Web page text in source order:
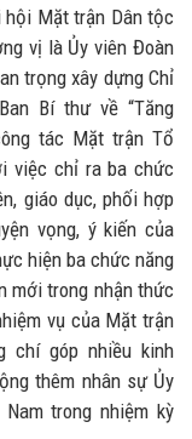
Mặt trận Dân tộc
vị là Ủy viên Đoàn
trọng xây dựng Chỉ
Bí thư về “Tăng
tác Mặt trận Tổ
việc chỉ ra ba chức
giáo dục, phối hợp
vọng, ý kiến của
hiện ba chức năng
mới trong nhận thức
vụ của Mặt trận
chí góp nhiều kinh
thêm nhân sự Ủy
trong nhiệm kỳ